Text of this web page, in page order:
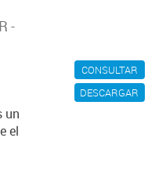
CONSULTAR
DESCARGAR
-
un
el